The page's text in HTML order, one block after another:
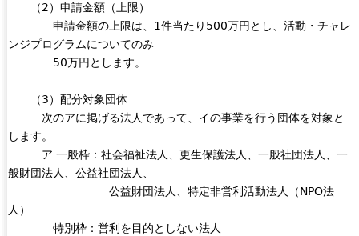
（2）申請金額（上限）
申請金額の上限は、1件当たり500万円とし、活動・チャレ
ンジプログラムについてのみ
50万円とします。
（3）配分対象団体
次のアに掲げる法人であって、イの事業を行う団体を対象と
します。
ア 一般枠：社会福祉法人、更生保護法人、一般社団法人、一
般財団法人、公益社団法人、
公益財団法人、特定非営利活動法人（NPO法
人）
特別枠：営利を目的としない法人